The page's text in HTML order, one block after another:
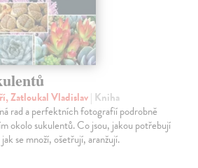
Zatloukal Vladislav| Kniha
rad a perfektních fotografií podrobně
okolo sukulentů. Co jsou, jakou potřebují
se množí, ošetřují, aranžují.